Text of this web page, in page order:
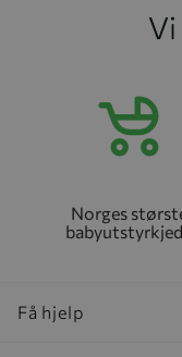
Norges
Få hjelp